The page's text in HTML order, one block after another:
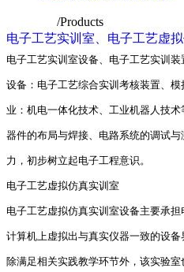
/Products
电子工艺实训室、电子工艺虚
电子工艺实训室设备、电子工艺实训
设备：电子工艺综合实训考核装置、
业：机电一体化技术、工业机器人技
器件的布局与焊接、电路系统的调试
力，初步树立起电子工程意识。
电子工艺虚拟仿真实训室
电子工艺虚拟仿真实训室设备主要承
计算机上虚拟出与真实仪器一致的设
除满足相关实践教学环节外，该实验